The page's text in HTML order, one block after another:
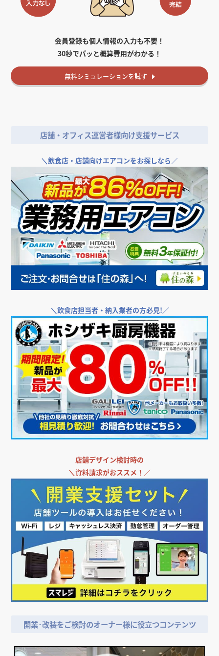
会員登録も個人情報の入力も不要！
30秒でパッと概算費用がわかる！
無料シミュレーションを試す
店舗・オフィス運営者様向け支援サービス
＼飲食店・店舗向けエアコンをお探しなら／
＼飲食店担当者・納入業者の方必見!／
店舗デザイン検討時の
＼資料請求がおススメ！／
開業･改装をご検討のオーナー様に役立つコンテンツ